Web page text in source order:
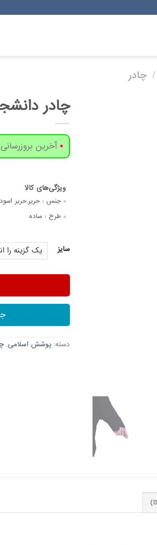
/ چادر
چادر
آخرین بروزرسانی
جنس : حریر,حریر
طرح : ساده
سایز
دسته: پوشش اسلامی,